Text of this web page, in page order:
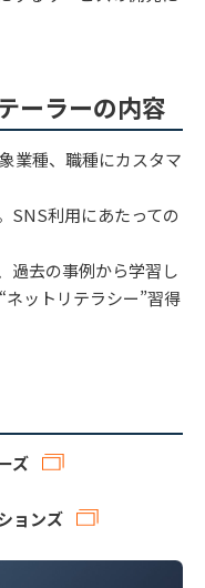
ーラーの内容
業種、職種にカスタマ
SNS利用にあたっての
過去の事例から学習し
ットリテラシー”習得
ズ
ョンズ